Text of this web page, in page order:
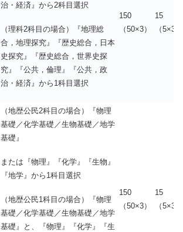
治・経済』から2科目選択
（理科2科目の場合）『地理総
合，地理探究』『歴史総合，日本
史探究』『歴史総合，世界史探
究』『公共，倫理』『公共，政
治・経済』から1科目選択
150
（50×3）
15
（5×3）
（地歴公民2科目の場合）『物理
基礎／化学基礎／生物基礎／地学
基礎』
または『物理』『化学』『生物』
『地学』から1科目選択
（地歴公民1科目の場合）『物理
基礎／化学基礎／生物基礎／地学
基礎』と、『物理』『化学』『生
150
（50×3）
15
（5×3）